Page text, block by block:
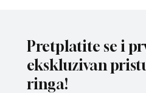
Pretplatite se i
ekskluzivan
ringa!